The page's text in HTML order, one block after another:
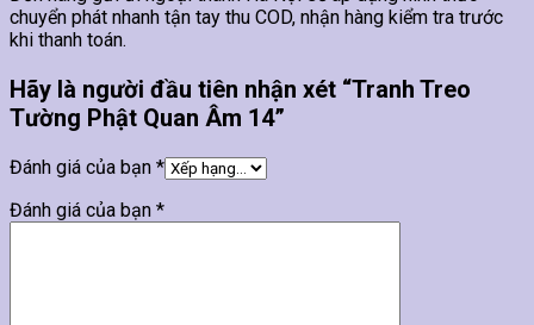
chuyển phát nhanh tận tay thu COD, nhận hàng kiểm tra trước
khi thanh toán.
Hãy là người đầu tiên nhận xét “Tranh Treo
Tường Phật Quan Âm 14”
Đánh giá của bạn *
Đánh giá của bạn *